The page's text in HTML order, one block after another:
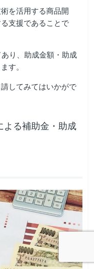
を活用する商品開
支援であることで
り、助成金額・助成
す。
してみてはいかがで
よる補助金・助成